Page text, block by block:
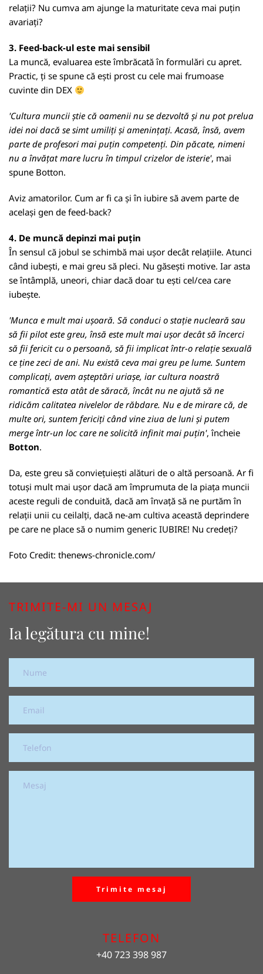
relații? Nu cumva am ajunge la maturitate ceva mai puțin
avariați?
3. Feed-back-ul este mai sensibil
La muncă, evaluarea este îmbrăcată în formulări cu apret.
Practic, ți se spune că ești prost cu cele mai frumoase
cuvinte din DEX
'Cultura muncii știe că oamenii nu se dezvoltă și nu pot prelua
idei noi dacă se simt umiliți și amenințați. Acasă, însă, avem
parte de profesori mai puțin competenți. Din păcate, nimeni
nu a învățat mare lucru în timpul crizelor de isterie', mai
spune Botton.
Aviz amatorilor. Cum ar fi ca și în iubire să avem parte de
același gen de feed-back?
4. De muncă depinzi mai puțin
În sensul că jobul se schimbă mai ușor decât relațiile. Atunci
când iubești, e mai greu să pleci. Nu găsești motive. Iar asta
se întâmplă, uneori, chiar dacă doar tu ești cel/cea care
iubește.
'Munca e mult mai ușoară. Să conduci o stație nucleară sau
să fii pilot este greu, însă este mult mai ușor decât să încerci
să fii fericit cu o persoană, să fii implicat într-o relație sexuală
ce ține zeci de ani. Nu există ceva mai greu pe lume. Suntem
complicați, avem așteptări uriașe, iar cultura noastră
romantică esta atât de săracă, încât nu ne ajută să ne
ridicăm calitatea nivelelor de răbdare. Nu e de mirare că, de
multe ori, suntem fericiți când vine ziua de luni și putem
merge într-un loc care ne solicită infinit mai puțin', încheie
Botton.
Da, este greu să conviețuiești alături de o altă persoană. Ar fi
totuși mult mai ușor dacă am împrumuta de la piața muncii
aceste reguli de conduită, dacă am învață să ne purtăm în
relații unii cu ceilalți, dacă ne-am cultiva această deprindere
pe care ne place să o numim generic IUBIRE! Nu credeți?
Foto Credit: thenews-chronicle.com/
TRIMITE-MI UN MESAJ
Ia legătura cu mine!
Trimite mesaj
TELEFON
+40 723 398 987